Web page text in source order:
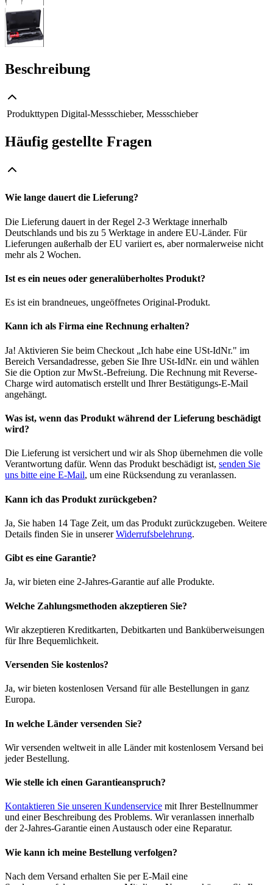
Beschreibung
Produkttypen Digital-Messschieber, Messschieber
Häufig gestellte Fragen
Wie lange dauert die Lieferung?
Die Lieferung dauert in der Regel 2-3 Werktage innerhalb
Deutschlands und bis zu 5 Werktage in andere EU-Länder. Für
Lieferungen außerhalb der EU variiert es, aber normalerweise nicht
mehr als 2 Wochen.
Ist es ein neues oder generalüberholtes Produkt?
Es ist ein brandneues, ungeöffnetes Original-Produkt.
Kann ich als Firma eine Rechnung erhalten?
Ja! Aktivieren Sie beim Checkout „Ich habe eine USt-IdNr." im
Bereich Versandadresse, geben Sie Ihre USt-IdNr. ein und wählen
Sie die Option zur MwSt.-Befreiung. Die Rechnung mit Reverse-
Charge wird automatisch erstellt und Ihrer Bestätigungs-E-Mail
angehängt.
Was ist, wenn das Produkt während der Lieferung beschädigt
wird?
Die Lieferung ist versichert und wir als Shop übernehmen die volle
Verantwortung dafür. Wenn das Produkt beschädigt ist, senden Sie
uns bitte eine E-Mail, um eine Rücksendung zu veranlassen.
Kann ich das Produkt zurückgeben?
Ja, Sie haben 14 Tage Zeit, um das Produkt zurückzugeben. Weitere
Details finden Sie in unsererWiderrufsbelehrung.
Gibt es eine Garantie?
Ja, wir bieten eine 2-Jahres-Garantie auf alle Produkte.
Welche Zahlungsmethoden akzeptieren Sie?
Wir akzeptieren Kreditkarten, Debitkarten und Banküberweisungen
für Ihre Bequemlichkeit.
Versenden Sie kostenlos?
Ja, wir bieten kostenlosen Versand für alle Bestellungen in ganz
Europa.
In welche Länder versenden Sie?
Wir versenden weltweit in alle Länder mit kostenlosem Versand bei
jeder Bestellung.
Wie stelle ich einen Garantieanspruch?
Kontaktieren Sie unseren Kundenservice mit Ihrer Bestellnummer
und einer Beschreibung des Problems. Wir veranlassen innerhalb
der 2-Jahres-Garantie einen Austausch oder eine Reparatur.
Wie kann ich meine Bestellung verfolgen?
Nach dem Versand erhalten Sie per E-Mail eine